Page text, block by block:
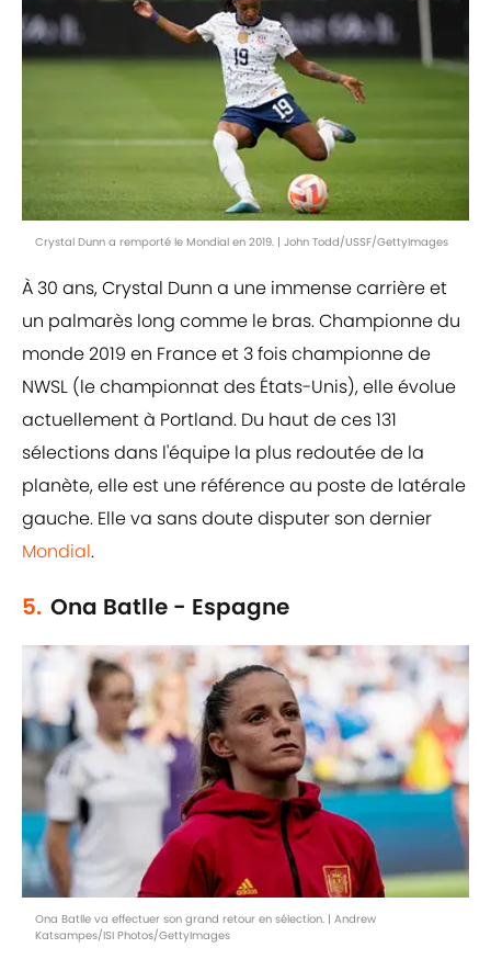
Crystal Dunn a remporté le Mondial en 2019. | John Todd/USSF/GettyImages
À 30 ans, Crystal Dunn a une immense carrière et
un palmarès long comme le bras. Championne du
monde 2019 en France et 3 fois championne de
NWSL (le championnat des États-Unis), elle évolue
actuellement à Portland. Du haut de ces 131
sélections dans l'équipe la plus redoutée de la
planète, elle est une référence au poste de latérale
gauche. Elle va sans doute disputer son dernier
Mondial.
5. Ona Batlle - Espagne
Ona Batlle va effectuer son grand retour en sélection. | Andrew
Katsampes/ISI Photos/GettyImages